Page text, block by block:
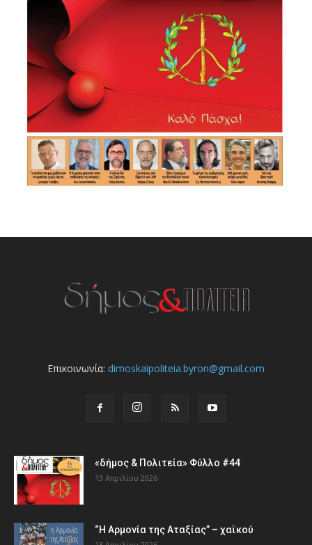
Επικοινωνία: dimoskaipoliteia.byron@gmail.com
«δήμος & Πολιτεία» Φύλλο #44
13 Απριλίου 2026
“Η Αρμονία της Αταξίας” – χαϊκού